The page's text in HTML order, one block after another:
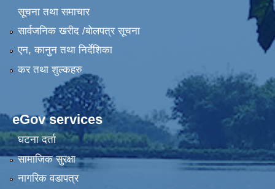
सूचना तथा समाचार
सार्वजनिक खरीद /बोलपत्र सूचना
एन, कानुन तथा निर्देशिका
कर तथा शुल्कहरु
eGov services
घटना दर्ता
सामाजिक सुरक्षा
नागरिक वडापत्र